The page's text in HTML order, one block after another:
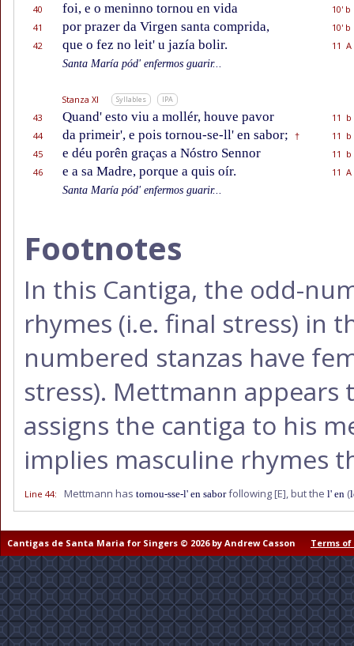
40
foi, e o meninno tornou en vida
10' b
41
por prazer da Virgen santa comprida,
10' b
42
que o fez no leit' u jazía bolir.
11 A
Santa María pód' enfermos guarir...
Stanza XI Syllables IPA
43 Quand' esto viu a mollér, houve pavor
11 b
44
da primeir', e pois tornou-se-ll' en sabor; †
11 b
45
e déu porên graças a Nóstro Sennor
11 b
46
e a sa Madre, porque a quis oír.
11 A
Santa María pód' enfermos guarir...
Footnotes
In this Cantiga, the odd-
rhymes (i.e. final stress) in
numbered stanzas have
stress). Mettmann
assigns the cantiga to his
implies masculine rhymes
Line 44: Mettmann has tornou-sse-l' en saborfollowing[E], but the l' en (
Cantigas de Santa Maria for Singers © 2026 by Andrew Casson Terms of